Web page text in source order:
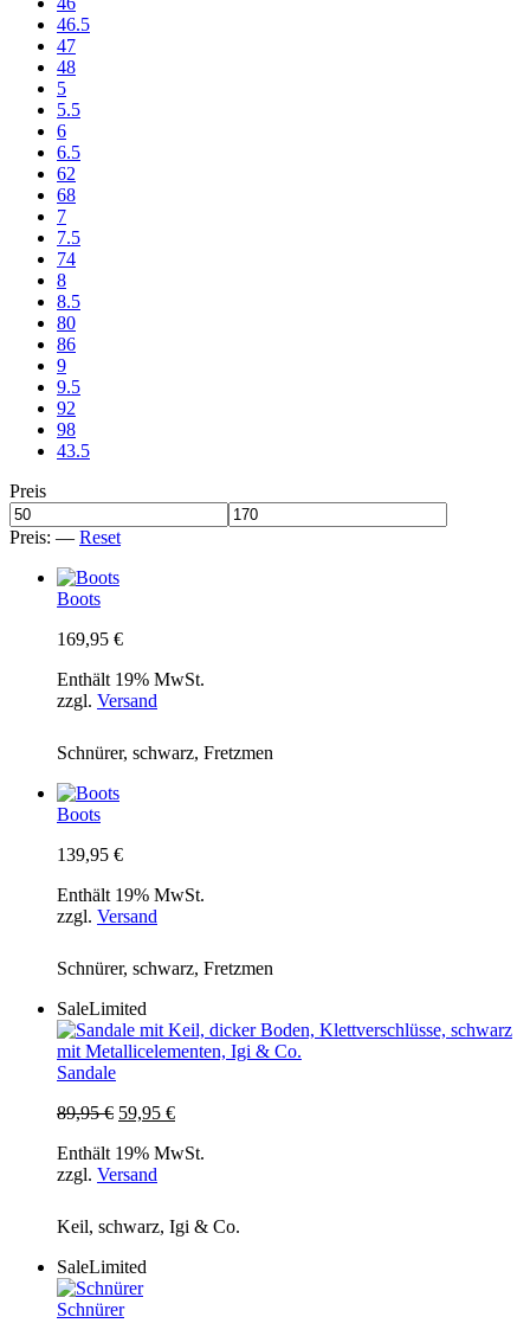
46.5
47
48
5
5.5
6
6.5
62
68
7
7.5
74
8
8.5
80
86
9
9.5
92
98
43.5
Preis
Preis: — Reset
Boots
169,95 €
Enthält 19% MwSt.
zzgl. Versand
Schnürer, schwarz, Fretzmen
Boots
139,95 €
Enthält 19% MwSt.
zzgl. Versand
Schnürer, schwarz, Fretzmen
SaleLimited
Sandale
89,95€ Ursprünglicher
war:
89,95 €
59,95 €Aktueller
ist:
Enthält 19% MwSt.
zzgl. Versand
Keil, schwarz, Igi & Co.
SaleLimited
Schnürer